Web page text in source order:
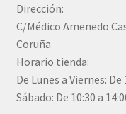
Dirección:
C/Médico Amenedo
Coruña
Horario tienda:
De Lunes a Viernes: De
Sábado: De 10:30 a